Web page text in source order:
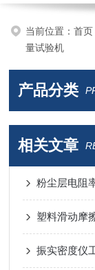
当前位置：首
量试验机
产品分类
相关文章
粉尘层电阻
塑料滑动摩
振实密度仪